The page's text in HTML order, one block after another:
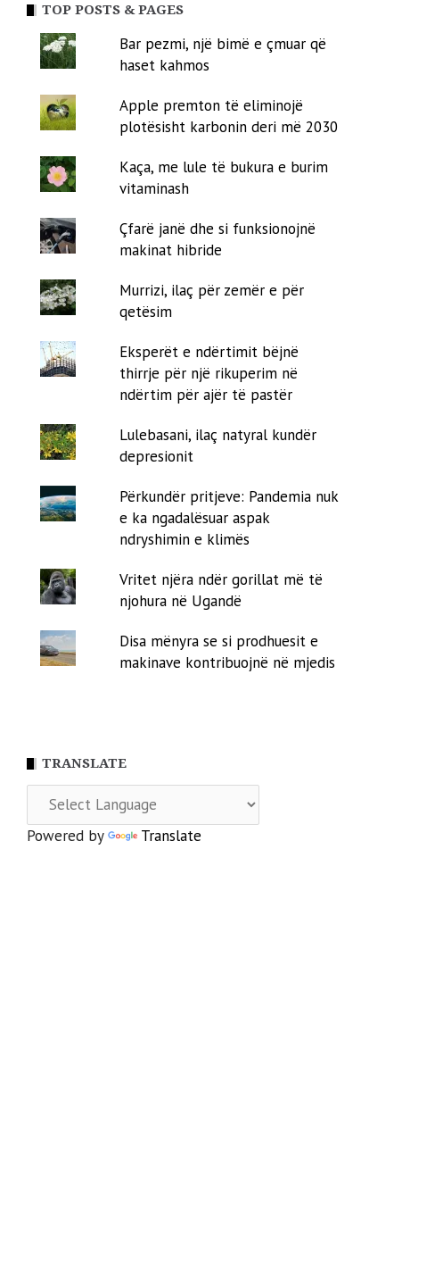
TOP POSTS & PAGES
Bar pezmi, një bimë e çmuar që
haset kahmos
Apple premton të eliminojë
plotësisht karbonin deri më 2030
Kaça, me lule të bukura e burim
vitaminash
Çfarë janë dhe si funksionojnë
makinat hibride
Murrizi, ilaç për zemër e për
qetësim
Eksperët e ndërtimit bëjnë
thirrje për një rikuperim në
ndërtim për ajër të pastër
Lulebasani, ilaç natyral kundër
depresionit
Përkundër pritjeve: Pandemia nuk
e ka ngadalësuar aspak
ndryshimin e klimës
Vritet njëra ndër gorillat më të
njohura në Ugandë
Disa mënyra se si prodhuesit e
makinave kontribuojnë në mjedis
TRANSLATE
Powered by Translate